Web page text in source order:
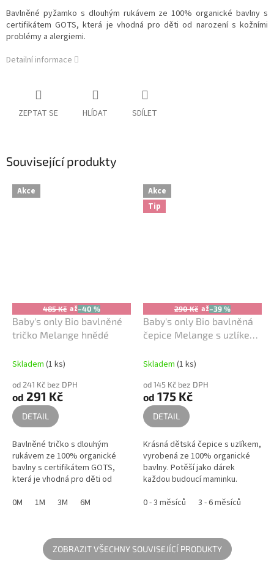
Bavlněné pyžamko s dlouhým rukávem ze 100% organické bavlny s
certifikátem GOTS, která je vhodná pro děti od narození s kožními
problémy a alergiemi.
Detailní informace
ZEPTAT SE HLÍDAT SDÍLET
Související produkty
Akce
485 Kč až–40 %
Baby's only Bio bavlněné
tričko Melange hnědé
Skladem (1 ks)
od 241 Kč bez DPH
od 291 Kč
DETAIL
Bavlněné tričko s dlouhým
rukávem ze 100% organické
bavlny s certifikátem GOTS,
která je vhodná pro děti od
alergiemi.
0M 1M 3M 6M
Akce
Tip
290 Kč až–39 %
Baby's only Bio bavlněná
čepice Melange s uzlíkem
Skladem (1 ks)
od 145 Kč bez DPH
od 175 Kč
DETAIL
Krásná dětská čepice s uzlíkem,
vyrobená ze 100% organické
bavlny. Potěší jako dárek
každou budoucí maminku.
0 - 3 měsíců
3 - 6 měsíců
ZOBRAZIT VŠECHNY SOUVISEJÍCÍ PRODUKTY